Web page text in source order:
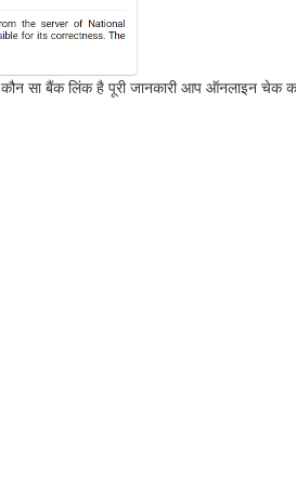
कौन सा बैंक लिंक है पूरी जानकारी आप ऑनलाइन चेक